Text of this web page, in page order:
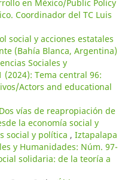
en México/Public Policy
Coordinador del TC Luis
social y acciones estatales
(Bahía Blanca, Argentina)
Sociales y
Tema central 96:
Actors and educational
Dos vías de reapropiación de
la economía social y
social y política , Iztapalapa
y Humanidades: Núm. 97-
solidaria: de la teoría a